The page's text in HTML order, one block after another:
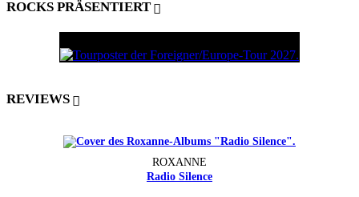
ROCKS PRÄSENTIERT
REVIEWS
ROXANNE
Radio Silence